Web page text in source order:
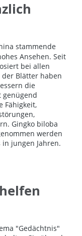
stammende
Ansehen. Seit
bei allen
der Blätter haben
die
genügend
Fähigkeit,
Gingko biloba
werden
jungen Jahren.
"Gedächtnis"